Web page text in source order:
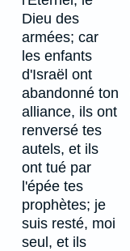
Dieu des
armées; car
les enfants
d'Israël ont
abandonné ton
alliance, ils ont
renversé tes
autels, et ils
ont tué par
l'épée tes
prophètes; je
suis resté, moi
seul, et ils